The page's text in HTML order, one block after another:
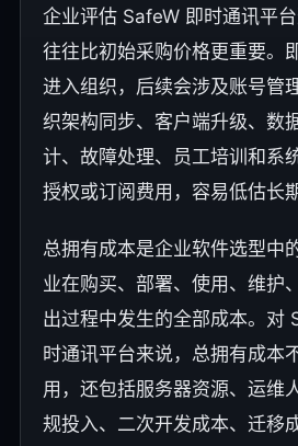
企业评估 SafeW 即时通讯平
往往比初始采购价格更重要。
进入组织，后续会涉及账号管
织架构同步、客户端升级、数
计、故障处理、员工培训和系
授权或订阅费用，容易低估长
总拥有成本是企业软件选型中
业在购买、部署、使用、维护
出过程中发生的全部成本。对
时通讯平台来说，总拥有成本
用，还包括服务器资源、运维
规投入、二次开发成本、迁移